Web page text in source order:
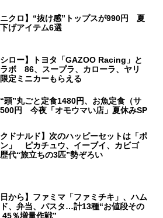
ニクロ】“抜け感”トップスが990円 夏
げアイテム6選
シロー】トヨタ「GAZOO Racing」と
ボ 86、スープラ、カローラ、ヤリ
定ミニカーもらえる
頭”丸ごと定食1480円、お魚定食（サ
円 今夜「オモウマい店」夏休みSP
クドナルド】次のハッピーセットは「ポ
」 ピカチュウ、イーブイ、カビゴ
代“旅立ちの3匹”勢ぞろい
日から】ファミマ「ファミチキ」、ハム
、弁当、パスタ…計13種“お値段その
45％増量作戦”